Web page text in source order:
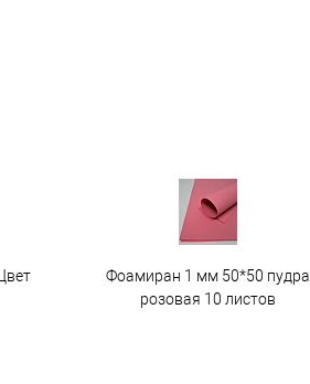
Фоамиран 1 мм 50*50 пудра
розовая 10 листов